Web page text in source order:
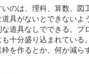
のは、理科、算数、図
具がないとできないよ
道具なしでできる、プ
十分盛り込まれている
を作るとか、何か減ら